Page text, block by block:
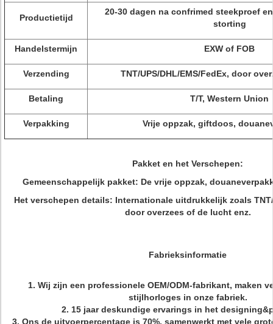
Productietijd
20-30 dagen na confrimed steekproef
storting
Handelstermijn EXW of FOB
Verzending TNT/UPS/DHL/EMS/FedEx, door
Betaling T/T, Western Union
Verpakking Vrije oppzak, giftdoos,
Pakket en het Verschepen:
Gemeenschappelijk pakket: De vrije oppzak,
Het verschepen details: Internationale uitdrukkelijk zoals TNT/
door overzees of de lucht enz.
Fabrieksinformatie
1. Wij zijn een professionele OEM/ODM-fabrikant, maken
stijlhorloges in onze fabriek.
2. 15 jaar deskundige ervarings in het
3. Ons de uitvoerpercentage is 70%, samenwerkt met vele